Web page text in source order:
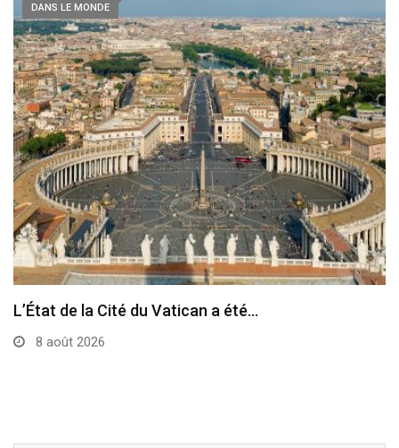
DANS LE MONDE
Le pape a célébré à Assise la messe…
7 août 2026